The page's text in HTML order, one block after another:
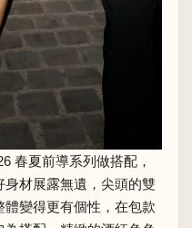
春夏前導系列做搭配，
材展露無遺，尖頭的雙
變得更有個性，在包款